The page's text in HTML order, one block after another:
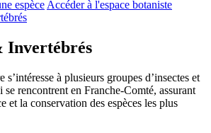
espèceAccéder à l'espace botaniste
Invertébrés
s’intéresse à plusieurs groupes d’insectes et
se rencontrent en Franche-Comté, assurant
et la conservation des espèces les plus